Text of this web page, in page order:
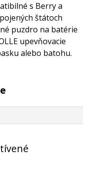
s Berry a
štátoch
puzdro na batérie
upevňovacie
alebo batohu.